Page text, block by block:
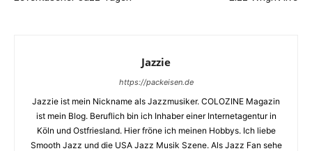
Jazzie
https://packeisen.de
Jazzie ist mein Nickname als Jazzmusiker. COLOZINE Magazin
ist mein Blog. Beruflich bin ich Inhaber einer Internetagentur in
Köln und Ostfriesland. Hier fröne ich meinen Hobbys. Ich liebe
Smooth Jazz und die USA Jazz Musik Szene. Als Jazz Fan sehe